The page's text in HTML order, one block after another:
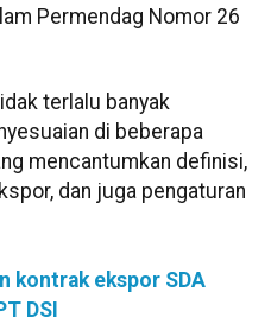
Permendag Nomor 26
terlalu banyak
di beberapa
mencantumkan definisi,
dan juga pengaturan
kontrak ekspor SDA
DSI